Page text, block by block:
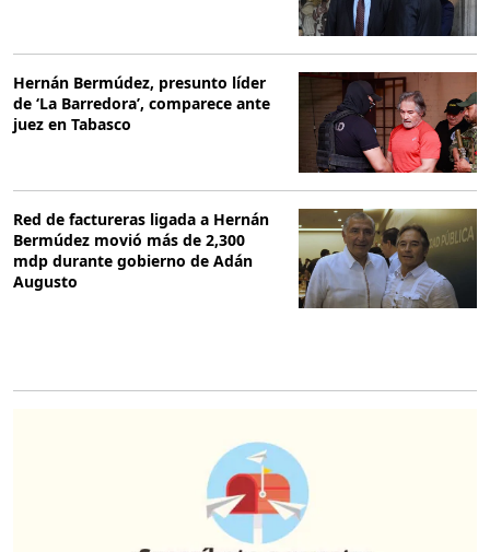
Hernán Bermúdez, presunto líder
de ‘La Barredora’, comparece ante
juez en Tabasco
Red de factureras ligada a Hernán
Bermúdez movió más de 2,300
mdp durante gobierno de Adán
Augusto